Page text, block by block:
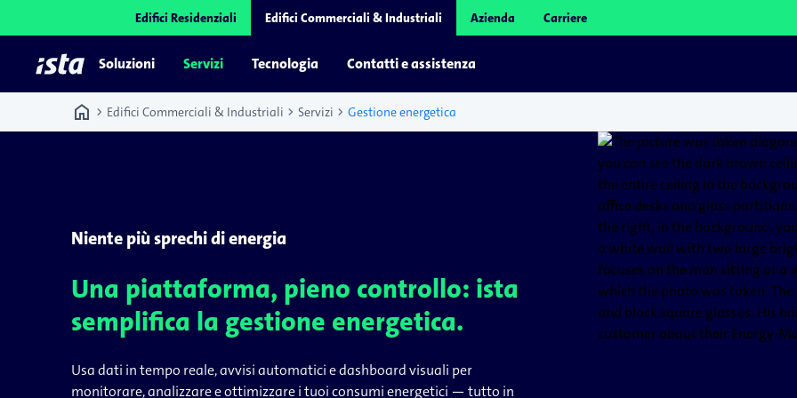
Edifici Residenziali Edifici Commerciali & Industriali Azienda Carriere
Soluzioni Servizi Tecnologia Contatti e assistenza
home chevron_right Edifici Commerciali & Industriali chevron_right Servizi chevron_right Gestione energetica
Niente più sprechi di energia
Una piattaforma, pieno controllo: ista
semplifica la gestione energetica.
Usa dati in tempo reale, avvisi automatici e dashboard visuali per
monitorare, analizzare e ottimizzare i tuoi consumi energetici — tutto in